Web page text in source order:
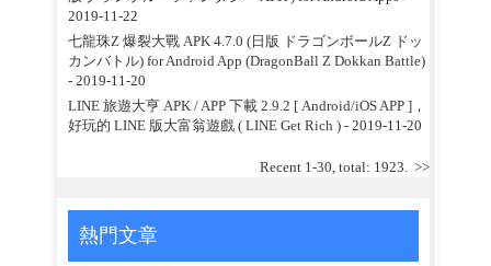
2019-11-22
七龍珠Z 爆裂大戰 APK 4.7.0 (日版 ドラゴンボールZ ドッ
カンバトル) for Android App (DragonBall Z Dokkan Battle)
- 2019-11-20
LINE 旅遊大亨 APK / APP 下載 2.9.2 [ Android/iOS APP ]，
好玩的 LINE 版大富翁遊戲 ( LINE Get Rich )- 2019-11-20
Recent 1-30, total: 1923. >>
熱門文章